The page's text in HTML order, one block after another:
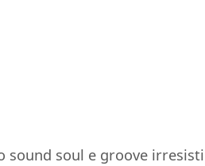
sound soul e groove